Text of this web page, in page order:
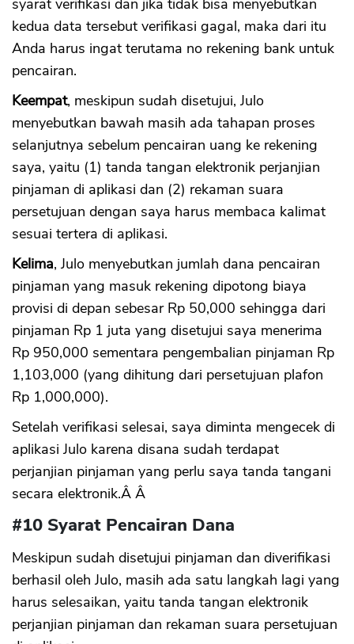
syarat verifikasi dan jika tidak bisa menyebutkan
kedua data tersebut verifikasi gagal, maka dari itu
Anda harus ingat terutama no rekening bank untuk
pencairan.
Keempat, meskipun sudah disetujui, Julo
menyebutkan bawah masih ada tahapan proses
selanjutnya sebelum pencairan uang ke rekening
saya, yaitu (1) tanda tangan elektronik perjanjian
pinjaman di aplikasi dan (2) rekaman suara
persetujuan dengan saya harus membaca kalimat
sesuai tertera di aplikasi.
Kelima, Julo menyebutkan jumlah dana pencairan
pinjaman yang masuk rekening dipotong biaya
provisi di depan sebesar Rp 50,000 sehingga dari
pinjaman Rp 1 juta yang disetujui saya menerima
Rp 950,000 sementara pengembalian pinjaman Rp
1,103,000 (yang dihitung dari persetujuan plafon
Rp 1,000,000).
Setelah verifikasi selesai, saya diminta mengecek di
aplikasi Julo karena disana sudah terdapat
perjanjian pinjaman yang perlu saya tanda tangani
secara elektronik.Â Â
#10 Syarat Pencairan Dana
Meskipun sudah disetujui pinjaman dan diverifikasi
berhasil oleh Julo, masih ada satu langkah lagi yang
harus selesaikan, yaitu tanda tangan elektronik
perjanjian pinjaman dan rekaman suara persetujuan